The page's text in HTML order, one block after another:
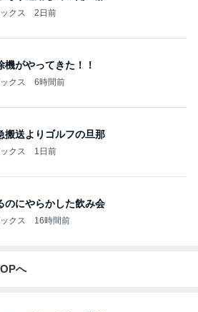
クス 2日前
機がやってきた！！
クス 6時間前
搬送よりゴルフの旦那
クス 1日前
のにやらかした飲み会
クス 16時間前
へ